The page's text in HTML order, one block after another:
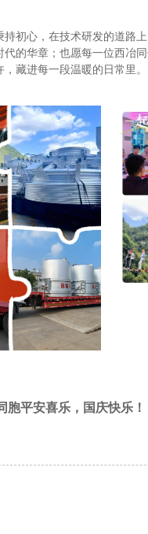
初心，在技术研发的道路
的华章；也愿每一位西冶
藏进每一段温暖的日常里。
平安喜乐，国庆快乐！